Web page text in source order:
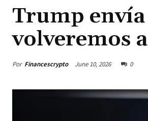
Trump
volveremos
Por Financescrypto June 10, 2026 0